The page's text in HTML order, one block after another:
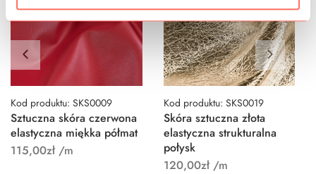
Kod produktu: SKS0009
Sztuczna skóra czerwona
elastyczna miękka półmat
115,00zł/m
Kod produktu: SKS0019
Skóra sztuczna złota
elastyczna strukturalna
połysk
120,00zł/m